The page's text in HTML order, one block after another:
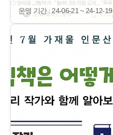
운영 기간 : 24-06-21 ~ 24-12-19